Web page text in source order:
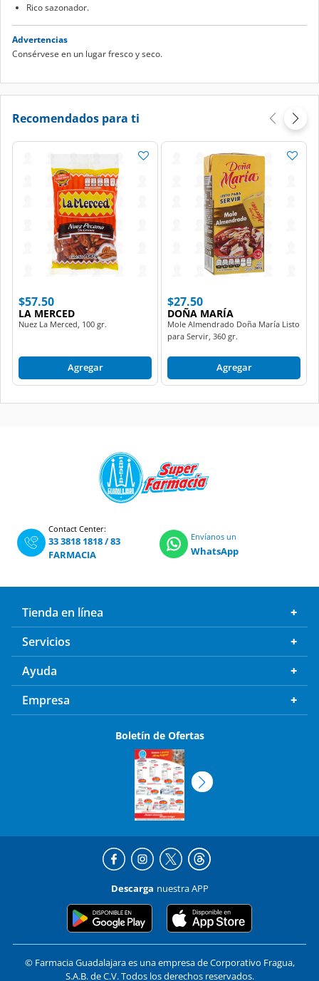
Rico sazonador.
Advertencias
Consérvese en un lugar fresco y seco.
Recomendados para ti
$57.50
LA MERCED
Nuez La Merced, 100 gr.
Agregar
$27.50
DOÑA MARÍA
Mole Almendrado Doña María Listo
para Servir, 360 gr.
Agregar
Contact Center:
33 3818 1818/83
FARMACIA
Envíanos un
WhatsApp
Tienda en línea
Servicios
Ayuda
Empresa
Boletín de Ofertas
Descarga nuestra APP
© Farmacia Guadalajara es una empresa de Corporativo Fragua,
S.A.B. de C.V. Todos los derechos reservados.